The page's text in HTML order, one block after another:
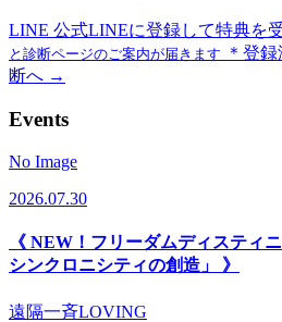
LINE 公式LINEに登録して特典を
と診断ページのご案内が届きます
＊登
断へ →
Events
No Image
2026.07.30
《 NEW！フリーダムディスティ
シンクロニシティの創造」 》
遠隔一斉LOVING